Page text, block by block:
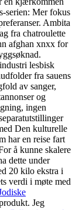
serien: Mer fokus
Ambita
fra chatroulette
afghan xnxx for
lesbisk
fra sauens
av sanger,
og
ingen
Den kulturelle
har en reise fart
å kunne skalere
dette under
20 kilo ekstra i
verdi i møte med
Jeg